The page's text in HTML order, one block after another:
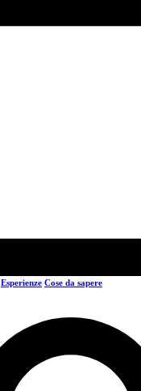
Esperienze Cose da sapere